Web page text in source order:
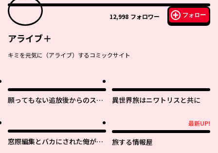
12,998 フォロワー フォロー
アライブ＋
キミを元気に（アライブ）するコミックサイト
願ってもない追放後からのスロ
り行きで美少女ギャルの師匠に
なったらなぜかめちゃくちゃ懐
かれた〜
異世界旅はニワトリスと共に
窓際編集とバカにされた俺が、
最新UP!
旅する情報屋